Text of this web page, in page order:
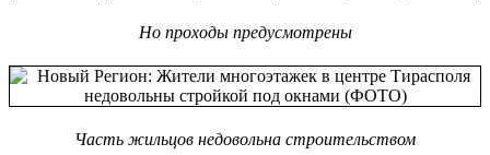
Но проходы предусмотрены
Часть жильцов недовольна строительством